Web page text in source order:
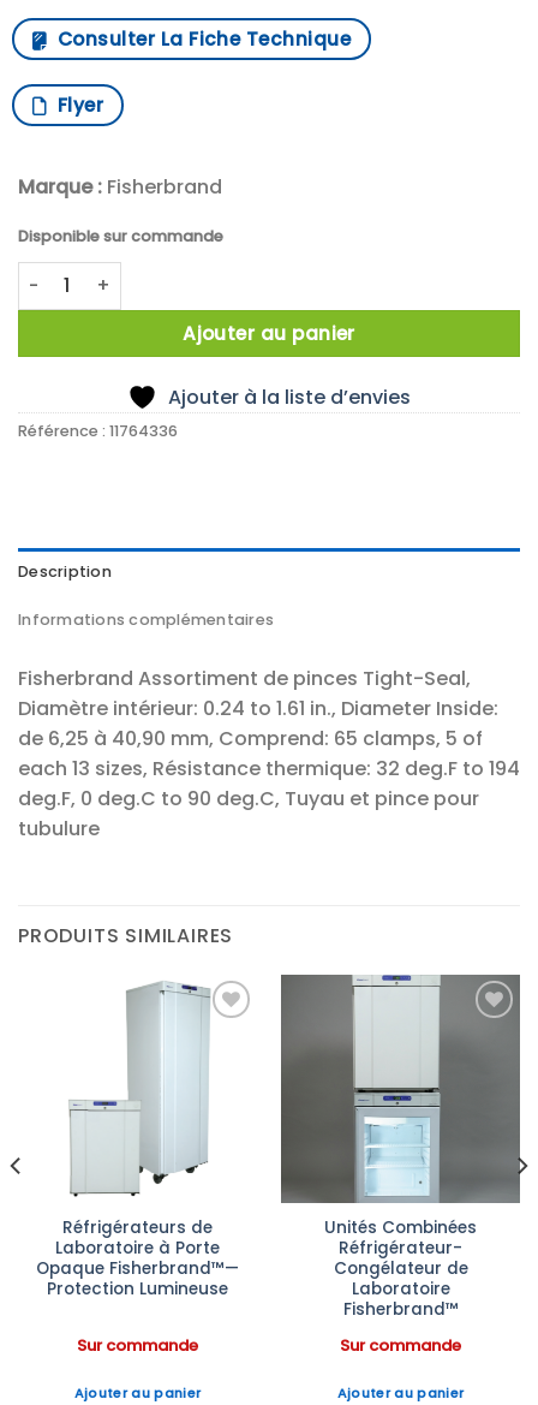
Consulter La Fiche Technique
Flyer
Marque : Fisherbrand
Disponible sur commande
quantité de X65 COLLIER 6,25-36,20MM 12 TAILLE
Ajouter au panier
Ajouter à la liste d’envies
Référence : 11764336
Description
Informations complémentaires
Fisherbrand Assortiment de pinces Tight-Seal,
Diamètre intérieur: 0.24 to 1.61 in., Diameter Inside:
de 6,25 à 40,90 mm, Comprend: 65 clamps, 5 of
each 13 sizes, Résistance thermique: 32 deg.F to 194
deg.F, 0 deg.C to 90 deg.C, Tuyau et pince pour
tubulure
PRODUITS SIMILAIRES
Réfrigérateurs de
Laboratoire à Porte
Opaque Fisherbrand™—
Protection Lumineuse
Sur commande
Ajouter au panier
Unités Combinées
Réfrigérateur-
Congélateur de
Laboratoire
Fisherbrand™
Sur commande
Ajouter au panier